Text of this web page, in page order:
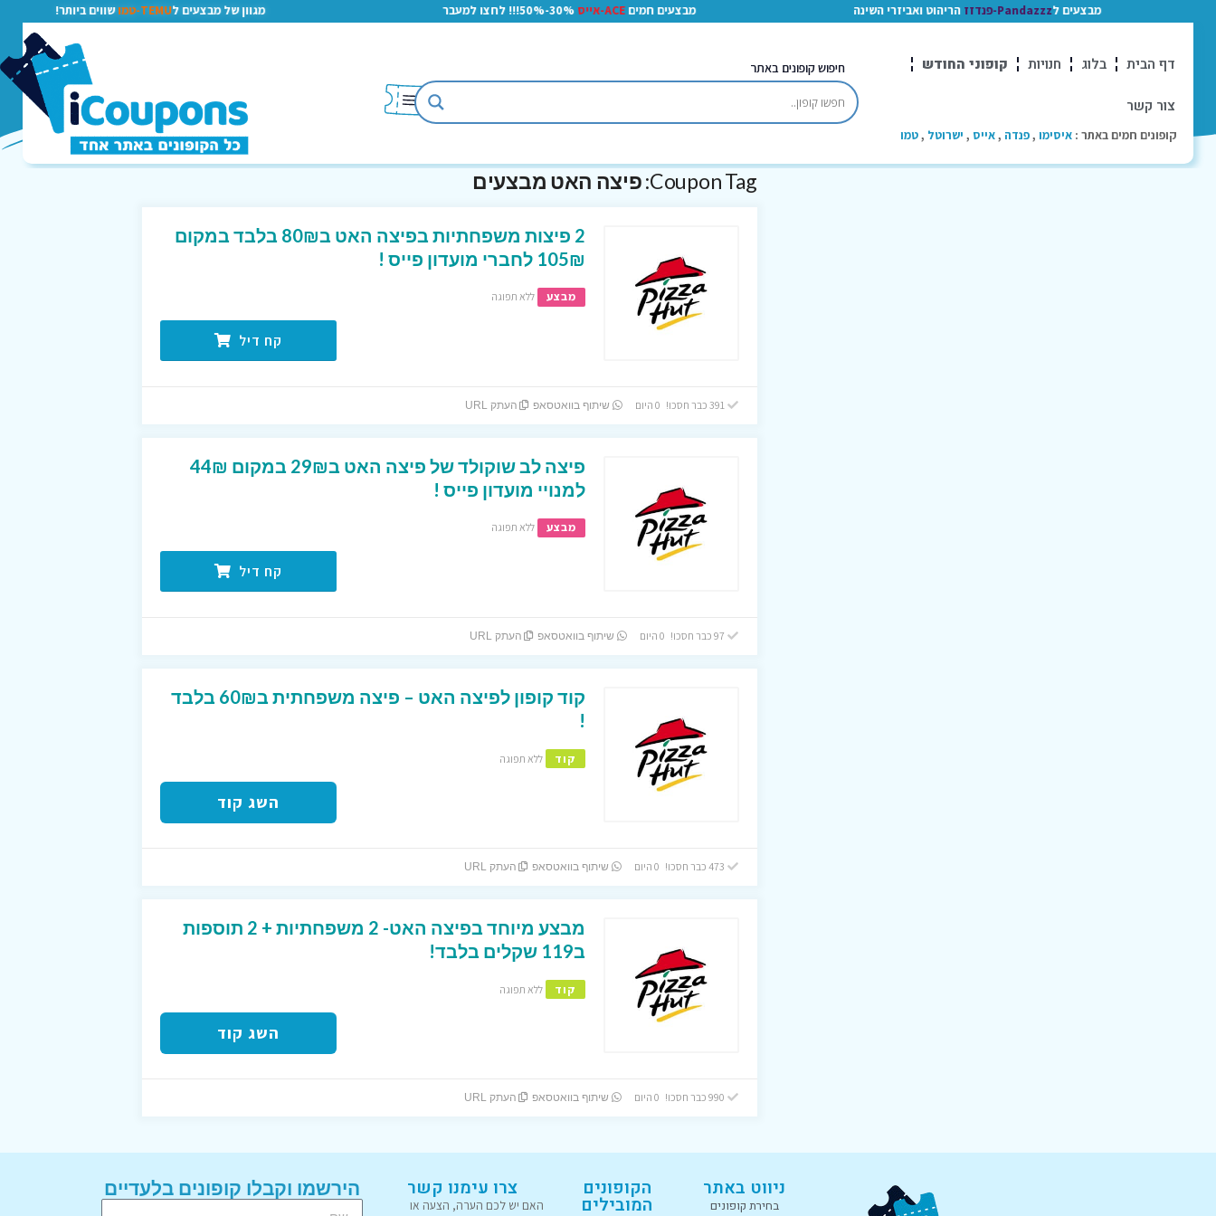
מבצעים לPandazzz-פנדזז הריהוט ואביזרי השינה מבצעים חמיםACE-אייס 30%-50%!!! לחצו למעבר מגוון של מבצעים לTEMU-טמו שווים ביותר!
דף הבית בלוג חנויות קופוני החודש
צור קשר
קופונים חמים באתר : איסימו ,פנדה ,אייס , ישרוטל ,טמו
חיפוש קופונים באתר
Coupon Tag: פיצה האט מבצעים
2 פיצות משפחתיות בפיצה האט ב80₪ בלבד במקום
105₪ לחברי מועדון פייס !
מבצע ללא תפוגה
קח דיל
391 כבר חסכו! 0 היום שיתוף בוואטסאפ העתק URL
פיצה לב שוקולד של פיצה האט ב29₪ במקום 44₪
למנויי מועדון פייס !
מבצע ללא תפוגה
קח דיל
שיתוף בוואטסאפ העתק URL
קוד קופון לפיצה האט – פיצה משפחתית ב60₪ בלבד
!
קוד ללא תפוגה
השג קוד
שיתוף בוואטסאפ העתק URL
מבצע מיוחד בפיצה האט- 2 משפחתיות + 2 תוספות
ב119 שקלים בלבד!
קוד ללא תפוגה
השג קוד
שיתוף בוואטסאפ העתק URL
ניווט באתר
בחירת קופונים
הקופונים
המובילים
צרו עימנו קשר
האם יש לכם הערה, הצעה או
הירשמו וקבלו קופונים בלעדיים